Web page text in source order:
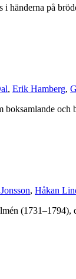
i händerna på
, Erik Hamberg,
boksamlande och
, Håkan
(1731–1794),